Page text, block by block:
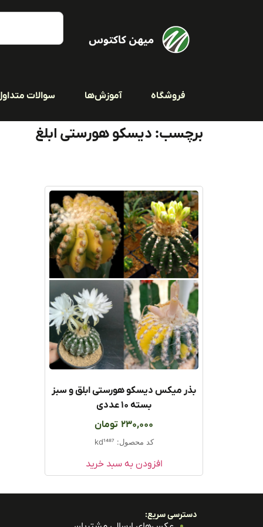
فروشگاه آموزش‌ها سوالات
برچسب: دیسکو هورستی ابلغ
بذر میکس دیسکو هورستی ابلق و سبز
بسته ۱۰ عددی
230,000 تومان
کد محصول: kd1487
افزودن به سبد خرید
دسترسی سریع: